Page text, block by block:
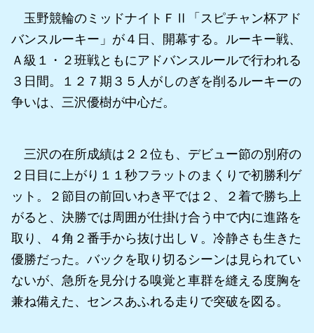
玉野競輪のミッドナイトＦⅡ「スピチャン杯アド
バンスルーキー」が４日、開幕する。ルーキー戦、
Ａ級１・２班戦ともにアドバンスルールで行われる
３日間。１２７期３５人がしのぎを削るルーキーの
争いは、三沢優樹が中心だ。
三沢の在所成績は２２位も、デビュー節の別府の
２日目に上がり１１秒フラットのまくりで初勝利ゲ
ット。２節目の前回いわき平では２、２着で勝ち上
がると、決勝では周囲が仕掛け合う中で内に進路を
取り、４角２番手から抜け出しＶ。冷静さも生きた
優勝だった。バックを取り切るシーンは見られてい
ないが、急所を見分ける嗅覚と車群を縫える度胸を
兼ね備えた、センスあふれる走りで突破を図る。